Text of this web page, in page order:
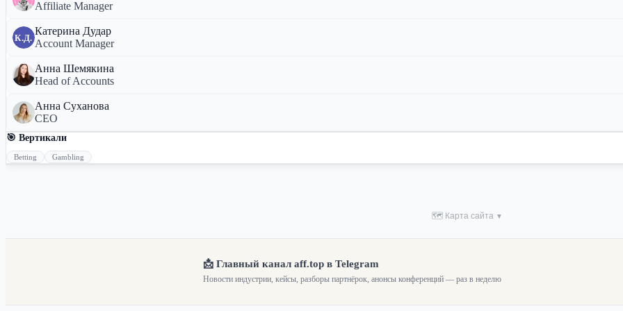
Affiliate Manager
К.Д.
Катерина Дудар
Account Manager
Анна Шемякина
Head of Accounts
Анна Суханова
CEO
🎯 Вертикали
Betting Gambling
🗺 Карта сайта ▼
📩 Главный канал aff.top в Telegram
Новости индустрии, кейсы, разборы партнёрок, анонсы конференций — раз в неделю